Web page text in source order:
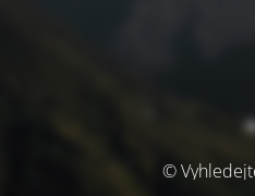
©